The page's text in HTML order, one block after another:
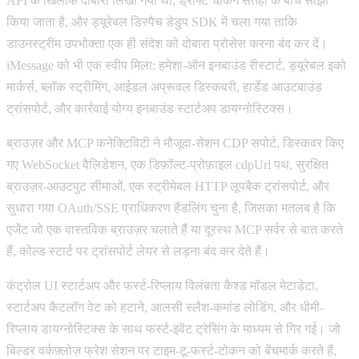
किया जाता है, और ड्यूरेबल डिस्पैच डेडुप SDK में चला गया ताकि
डाउनस्ट्रीम उपभोक्ता एक ही संदेश को दोबारा प्रोसेस करना बंद कर दें।
iMessage को भी एक स्वीप मिला: हमेशा-ऑन इनबाउंड रीस्टार्ट, ड्यूरेबल इको
मार्कर्स, ब्लॉक स्ट्रीमिंग, आईडल अप्रूवल डिस्कवरी, हार्डेड आउटबाउंड
ट्रांसपोर्ट, और कार्रवाई योग्य इनबाउंड स्टार्टअप डायग्नोस्टिक्स।
ब्राउज़र और MCP कनेक्टिविटी ने मौजूदा-सेशन CDP सपोर्ट, डिस्कवर किए
गए WebSocket वैलिडेशन, एक डिफ़ॉल्ट-प्रोफ़ाइल cdpUrl पथ, सुरक्षित
ब्राउज़र-आउटपुट सीमाओं, एक स्ट्रीमेबल HTTP लूपबैक ट्रांसपोर्ट, और
सुधारा गया OAuth/SSE प्राधिकरण हैंडलिंग चुना है, जिसका मतलब है कि
एजेंट जो एक वास्तविक ब्राउज़र चलाते हैं या दूरस्थ MCP सर्वर से बात करते
हैं, कोल्ड स्टार्ट पर ट्रांसपोर्ट लेयर से लड़ना बंद कर देते हैं।
कंट्रोल UI स्टार्टअप और फर्स्ट-रिप्लाय विलंबता कैश्ड मॉडल मेटाडेटा,
स्टार्टअप कैटलॉग वेट को हटाने, आलसी स्लैश-कमांड लोडिंग, और धीमी-
रिप्लाय डायग्नोस्टिक्स के साथ फर्स्ट-इवेंट ट्रेसिंग के माध्यम से गिर गई। जो
बिल्डर वर्कफ़्लोज़ फ्रेश सेशन पर टाइम-टू-फर्स्ट-टोकन को बेंचमार्क करते हैं,